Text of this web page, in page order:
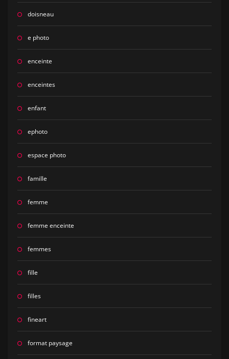
doisneau
e photo
enceinte
enceintes
enfant
ephoto
espace photo
famille
femme
femme enceinte
femmes
fille
filles
fineart
format paysage